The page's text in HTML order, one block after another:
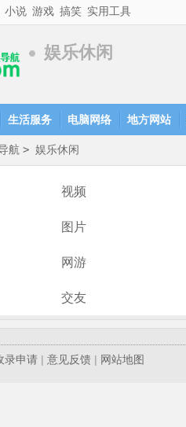
小说 游戏 搞笑 实用工具
娱乐休闲
生活服务 电脑网络 地方网站
航 > 娱乐休闲
视频
图片
网游
交友
录申请 | 意见反馈 | 网站地图